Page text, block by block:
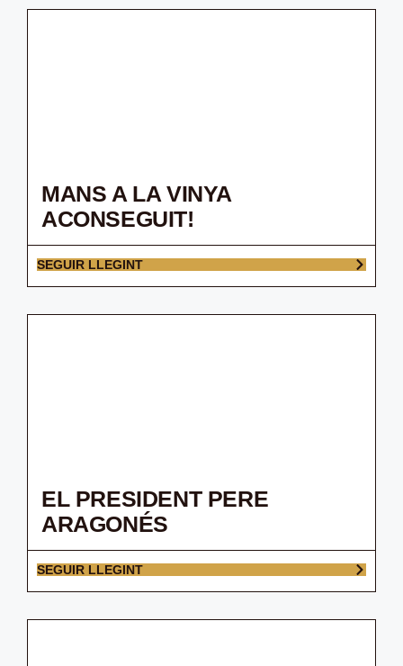
MANS A LA VINYA
ACONSEGUIT!
SEGUIR LLEGINT
EL PRESIDENT PERE
ARAGONÉS
SEGUIR LLEGINT